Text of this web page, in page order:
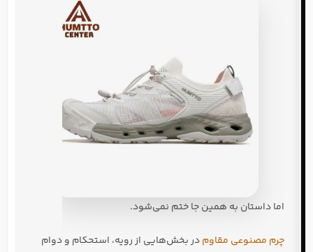
اما داستان به همین جا ختم نمی‌شود.
چرم مصنوعی مقاومدر بخش‌هایی از رویه، استحکام و دوام